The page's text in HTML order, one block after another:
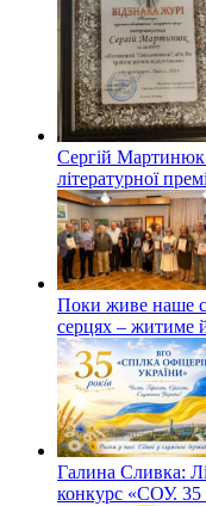
Сергій Мартинюк
літературної
Поки живе наше
серцях – житиме
Галина Сливка:
конкурс «СОУ. 35